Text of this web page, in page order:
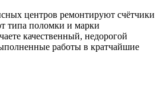
центров ремонтируют счётчики
типа поломки и марки
качественный, недорогой
работы в кратчайшие